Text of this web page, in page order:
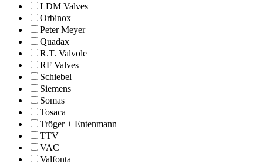
LDM Valves
Orbinox
Peter Meyer
Quadax
R.T. Valvole
RF Valves
Schiebel
Siemens
Somas
Tosaca
Tröger + Entenmann
TTV
VAC
Valfonta